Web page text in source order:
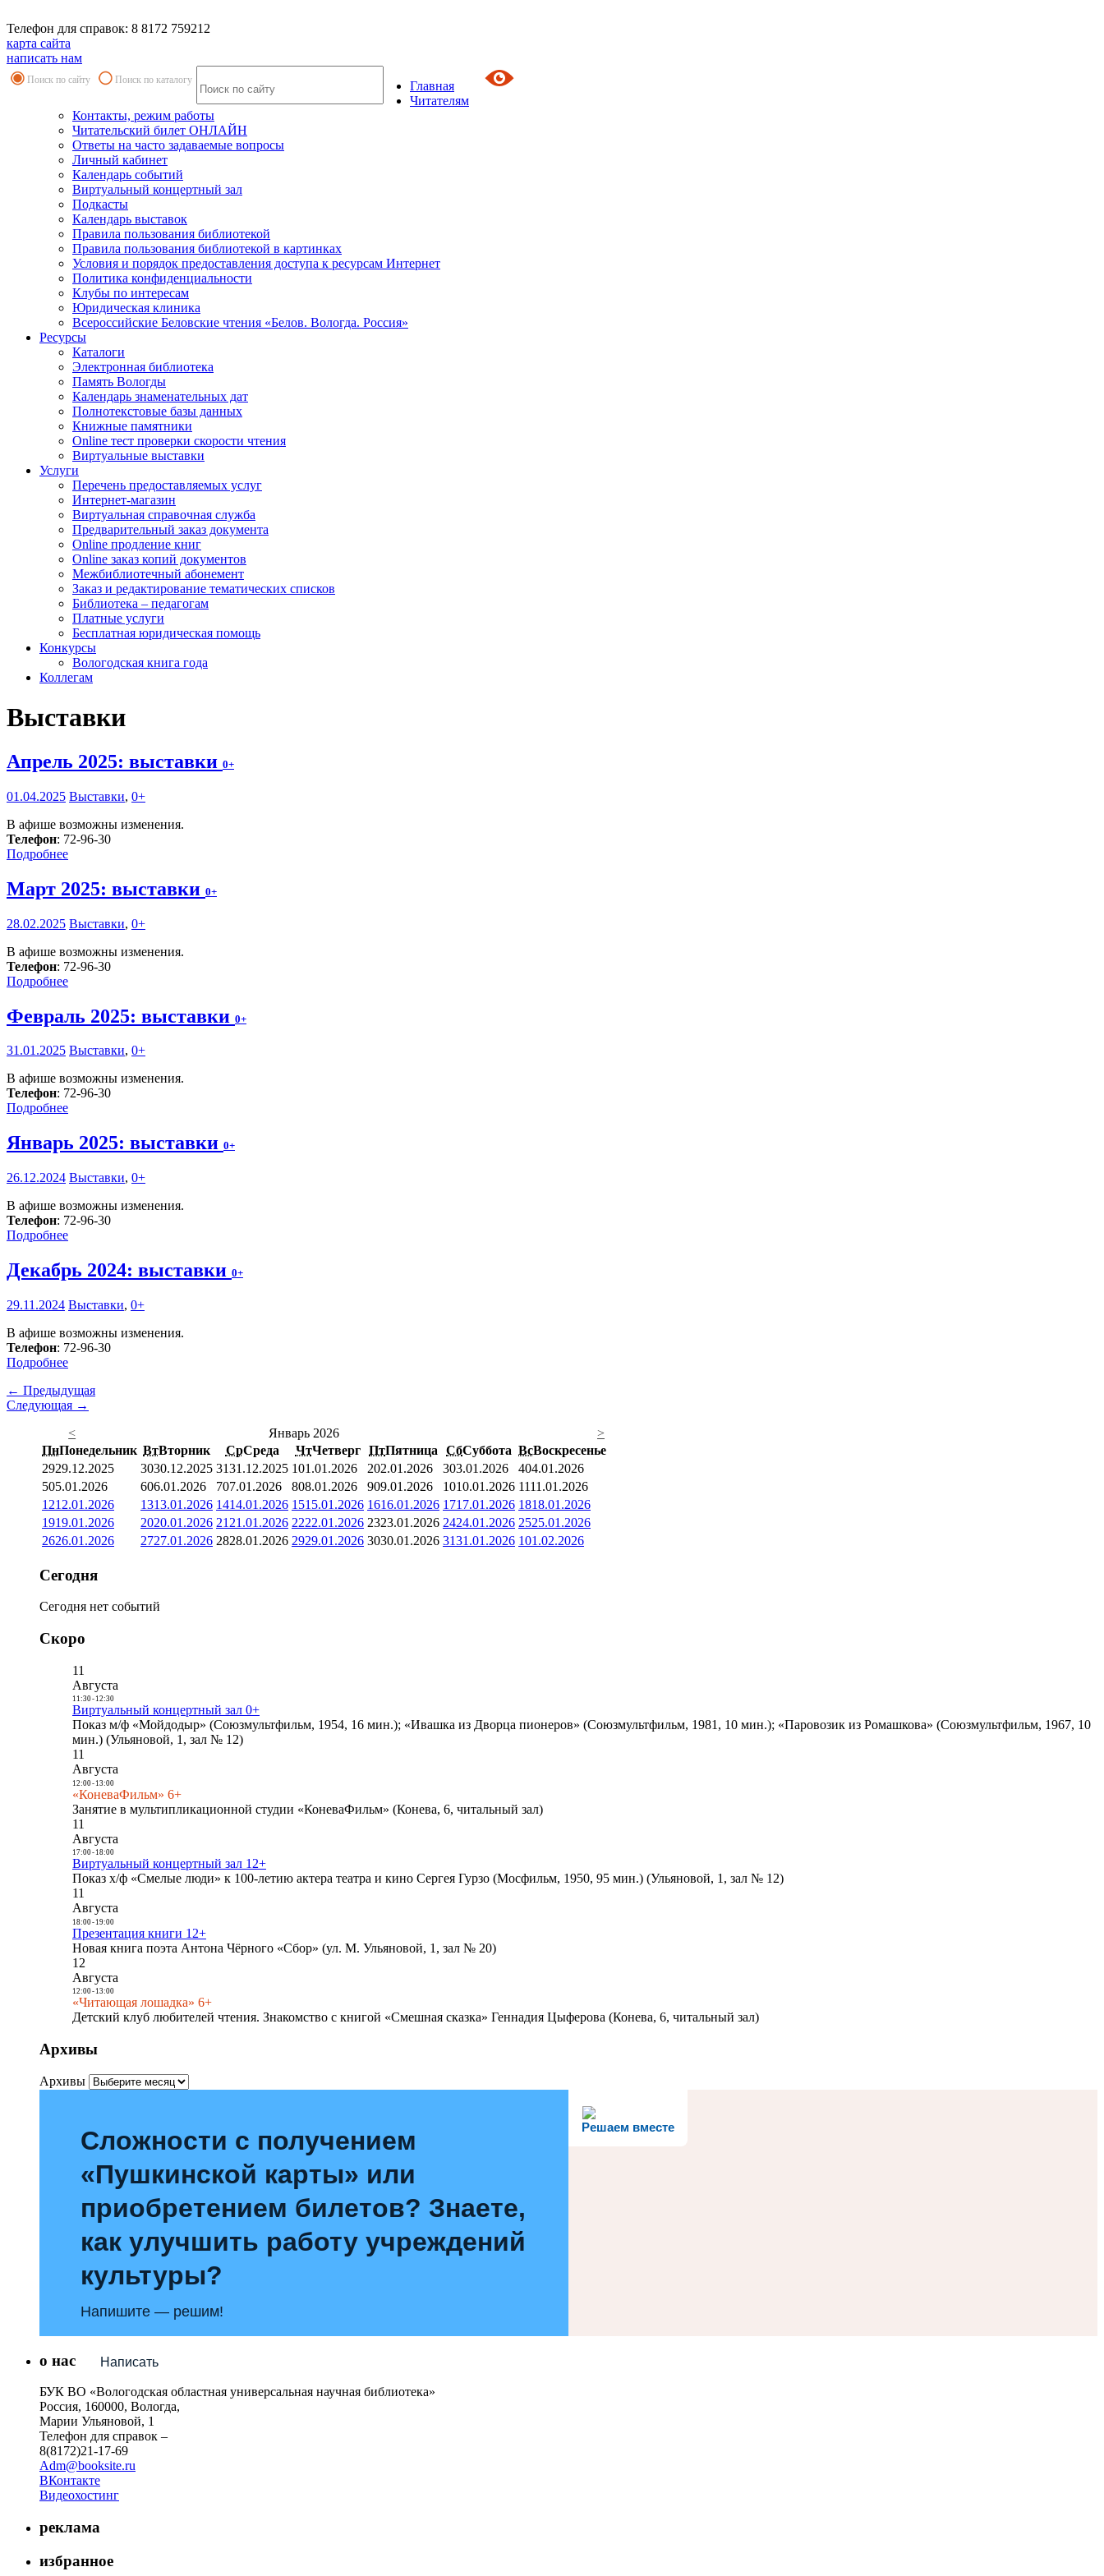
Телефон для справок: 8 8172 759212
карта сайта
написать нам
Поиск по сайту Поиск по каталогу
Главная
Читателям
Контакты, режим работы
Читательский билет ОНЛАЙН
Ответы на часто задаваемые вопросы
Личный кабинет
Календарь событий
Виртуальный концертный зал
Подкасты
Календарь выставок
Правила пользования библиотекой
Правила пользования библиотекой в картинках
Условия и порядок предоставления доступа к ресурсам Интернет
Политика конфиденциальности
Клубы по интересам
Юридическая клиника
Всероссийские Беловские чтения «Белов. Вологда. Россия»
Ресурсы
Каталоги
Электронная библиотека
Память Вологды
Календарь знаменательных дат
Полнотекстовые базы данных
Книжные памятники
Online тест проверки скорости чтения
Виртуальные выставки
Услуги
Перечень предоставляемых услуг
Интернет-магазин
Виртуальная справочная служба
Предварительный заказ документа
Online продление книг
Online заказ копий документов
Межбиблиотечный абонемент
Заказ и редактирование тематических списков
Библиотека – педагогам
Платные услуги
Бесплатная юридическая помощь
Конкурсы
Вологодская книга года
Коллегам
Выставки
Апрель 2025: выставки 0+
01.04.2025 Выставки, 0+
В афише возможны изменения.
Телефон: 72-96-30
Подробнее
Март 2025: выставки 0+
28.02.2025 Выставки, 0+
В афише возможны изменения.
Телефон: 72-96-30
Подробнее
Февраль 2025: выставки 0+
31.01.2025 Выставки, 0+
В афише возможны изменения.
Телефон: 72-96-30
Подробнее
Январь 2025: выставки 0+
26.12.2024 Выставки, 0+
В афише возможны изменения.
Телефон: 72-96-30
Подробнее
Декабрь 2024: выставки 0+
29.11.2024 Выставки, 0+
В афише возможны изменения.
Телефон: 72-96-30
Подробнее
← Предыдущая
Следующая →
<
Январь 2026
>
ПнПонедельник ВтВторник СрСреда ЧтЧетверг ПтПятница СбСуббота ВсВоскресенье
2929.12.2025 3030.12.2025 3131.12.2025 101.01.2026 202.01.2026 303.01.2026 404.01.2026
505.01.2026 606.01.2026 707.01.2026 808.01.2026 909.01.2026 1010.01.2026 1111.01.2026
1212.01.2026 1313.01.2026 1414.01.2026 1515.01.2026 1616.01.2026 1717.01.2026 1818.01.2026
1919.01.2026 2020.01.2026 21 21.01.2026 2222.01.2026 2323.01.2026 2424.01.2026 2525.01.2026
2626.01.2026 2727.01.2026 2828.01.2026 2929.01.2026 3030.01.2026 3131.01.2026 101.02.2026
Сегодня
Сегодня нет событий
Скоро
11
Августа
11:30- 12:30
Виртуальный концертный зал 0+
Показ м/ф «Мойдодыр» (Союзмультфильм, 1954, 16 мин.); «Ивашка из Дворца пионеров» (Союзмультфильм, 1981, 10 мин.); «Паровозик из Ромашкова» (Союзмультфильм, 1967, 10
мин.) (Ульяновой, 1, зал № 12)
11
Августа
12:00- 13:00
«КоневаФильм» 6+
Занятие в мультипликационной студии «КоневаФильм» (Конева, 6, читальный зал)
11
Августа
17:00- 18:00
Виртуальный концертный зал 12+
Показ х/ф «Смелые люди» к 100-летию актера театра и кино Сергея Гурзо (Мосфильм, 1950, 95 мин.) (Ульяновой, 1, зал № 12)
11
Августа
18:00- 19:00
Презентация книги 12+
Новая книга поэта Антона Чёрного «Сбор» (ул. М. Ульяновой, 1, зал № 20)
12
Августа
12:00- 13:00
«Читающая лошадка» 6+
Детский клуб любителей чтения. Знакомство с книгой «Смешная сказка» Геннадия Цыферова (Конева, 6, читальный зал)
Архивы
Архивы
Решаем вместе
Сложности с получением
«Пушкинской карты» или
приобретением билетов? Знаете,
как улучшить работу учреждений
культуры?
Напишите — решим!
Написать
о нас
БУК ВО «Вологодская областная универсальная научная библиотека»
Россия, 160000, Вологда,
Марии Ульяновой, 1
Телефон для справок –
8(8172)21-17-69
Adm@booksite.ru
ВКонтакте
Видеохостинг
реклама
избранное